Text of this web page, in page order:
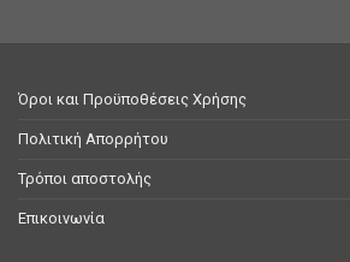
Όροι και Προϋποθέσεις Χρήσης
Πολιτική Απορρήτου
Τρόποι αποστολής
Επικοινωνία